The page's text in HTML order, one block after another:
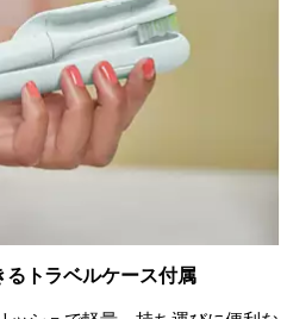
トラベルケース付属